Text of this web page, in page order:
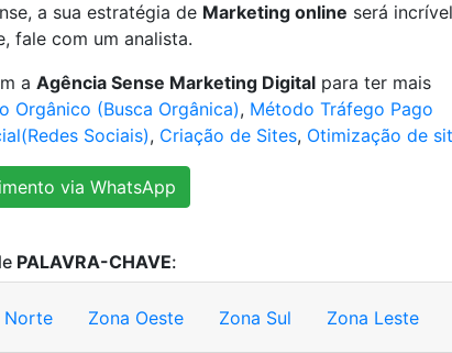
a sua estratégia de Marketing online será
fale com um analista.
a Agência Sense Marketing Digital para ter mais
Orgânico (Busca Orgânica), Método Tráfego Pago
Sociais), Criação de Sites, Otimização de
via WhatsApp
PALAVRA-CHAVE:
Norte Zona Oeste Zona Sul Zona Leste